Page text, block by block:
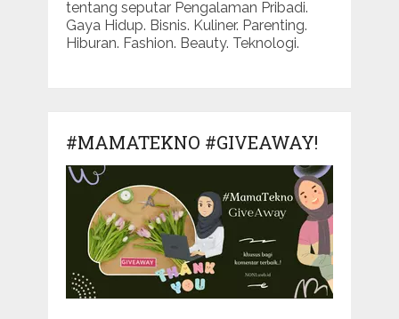
tentang seputar Pengalaman Pribadi.
Gaya Hidup. Bisnis. Kuliner. Parenting.
Hiburan. Fashion. Beauty. Teknologi.
#MAMATEKNO #GIVEAWAY!